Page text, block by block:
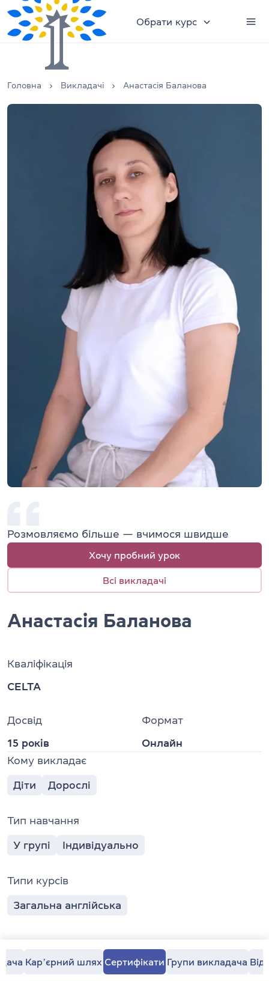
Обрати курс
Головна Викладачі Анастасія Баланова
Розмовляємо більше — вчимося швидше
Хочу пробний урок
Всі викладачі
Анастасія Баланова
Кваліфікація
CELTA
Досвід
15 років
Формат
Онлайн
Кому викладає
Діти Дорослі
Тип навчання
У групі Індивідуально
Типи курсів
Загальна англійська
Карʼєрний шлях Сертифікати Групи викладача